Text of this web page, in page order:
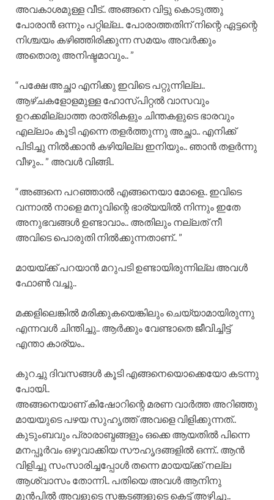
അവകാശമുള്ള വീട്.. അങ്ങനെ വിട്ടു കൊടുത്തു
പോരാൻ ഒന്നും പറ്റില്ല.. പോരാത്തതിന് നിന്റെ ഏട്ടന്റെ
നിശ്ചയം കഴിഞ്ഞിരിക്കുന്ന സമയം അവർക്കും
അതൊരു അനിഷ്ടമാവും.. ”
“പക്ഷേ അച്ഛാ എനിക്കു ഇവിടെ പറ്റുന്നില്ല..
ആഴ്ചകളോളമുള്ള ഹോസ്പിറ്റൽ വാസവും
ഉറക്കമില്ലാത്ത രാത്രികളും ചിന്തകളുടെ ഭാരവും
എല്ലാം കൂടി എന്നെ തളർത്തുന്നു അച്ഛാ.. എനിക്ക്
പിടിച്ചു നിൽക്കാൻ കഴിയില്ല ഇനിയും.. ഞാൻ തളർന്നു
വീഴും.. ” അവൾ വിങ്ങി..
“അങ്ങനെ പറഞ്ഞാൽ എങ്ങനെയാ മോളെ.. ഇവിടെ
വന്നാൽ നാളെ മനുവിന്റെ ഭാര്യയിൽ നിന്നും ഇതേ
അനുഭവങ്ങൾ ഉണ്ടാവാം.. അതിലും നല്ലത് നീ
അവിടെ പൊരുതി നിൽക്കുന്നതാണ്.. ”
മായയ്ക്ക് പറയാൻ മറുപടി ഉണ്ടായിരുന്നില്ല അവൾ
ഫോൺ വച്ചു..
മക്കളിലെങ്കിൽ മരിക്കുകയെങ്കിലും ചെയ്യാമായിരുന്നു
എന്നവൾ ചിന്തിച്ചു.. ആർക്കും വേണ്ടാതെ ജീവിച്ചിട്ട്
എന്താ കാര്യം..
കുറച്ചു ദിവസങ്ങൾ കൂടി എങ്ങനെയൊക്കെയോ കടന്നു
പോയി..
അങ്ങനെയാണ് കിഷോറിന്റെ മരണ വാർത്ത അറിഞ്ഞു
മായയുടെ പഴയ സുഹൃത്ത് അവളെ വിളിക്കുന്നത്..
കുടുംബവും പ്രാരാബ്ദങ്ങളും ഒക്കെ ആയതിൽ പിന്നെ
മനപ്പൂർവം ഒഴുവാക്കിയ സൗഹൃദങ്ങളിൽ ഒന്ന്.. ആൻ
വിളിച്ചു സംസാരിച്ചപ്പോൾ തന്നെ മായയ്ക്ക് നല്ല
ആശ്വാസം തോന്നി.. പതിയെ അവൾ ആനിനു
മുൻപിൽ അവളുടെ സങ്കടങ്ങളുടെ കെട്ട് അഴിച്ചു..